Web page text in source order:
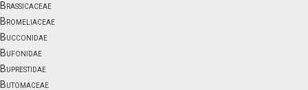
Brassicaceae
Bromeliaceae
Bucconidae
Bufonidae
Buprestidae
Butomaceae